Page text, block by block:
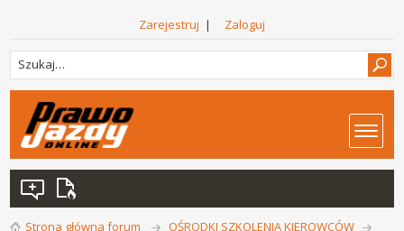
Zarejestruj | Zaloguj
Strona główna forum
OŚRODKI SZKOLENIA KIEROWCÓW